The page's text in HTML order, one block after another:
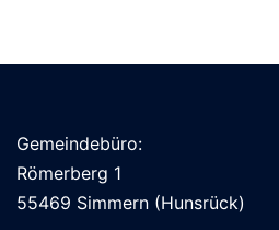
Gemeindebüro:
Römerberg 1
55469 Simmern (Hunsrück)